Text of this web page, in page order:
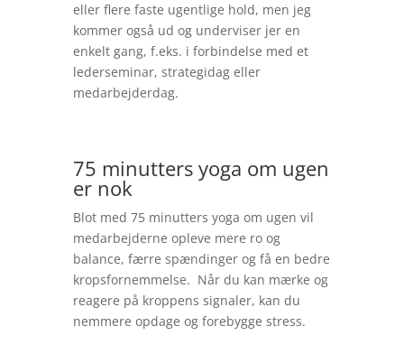
eller flere faste ugentlige hold, men jeg
kommer også ud og underviser jer en
enkelt gang, f.eks. i forbindelse med et
lederseminar, strategidag eller
medarbejderdag.
75 minutters yoga om ugen
er nok
Blot med 75 minutters yoga om ugen vil
medarbejderne opleve mere ro og
balance, færre spændinger og få en bedre
kropsfornemmelse. Når du kan mærke og
reagere på kroppens signaler, kan du
nemmere opdage og forebygge stress.